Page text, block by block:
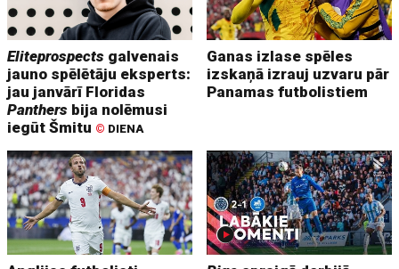
Eliteprospects galvenais
jauno spēlētāju eksperts:
jau janvārī Floridas
Panthers bija nolēmusi
iegūt Šmitu © DIENA
Ganas izlase spēles
izskaņā izrauj uzvaru pār
Panamas futbolistiem